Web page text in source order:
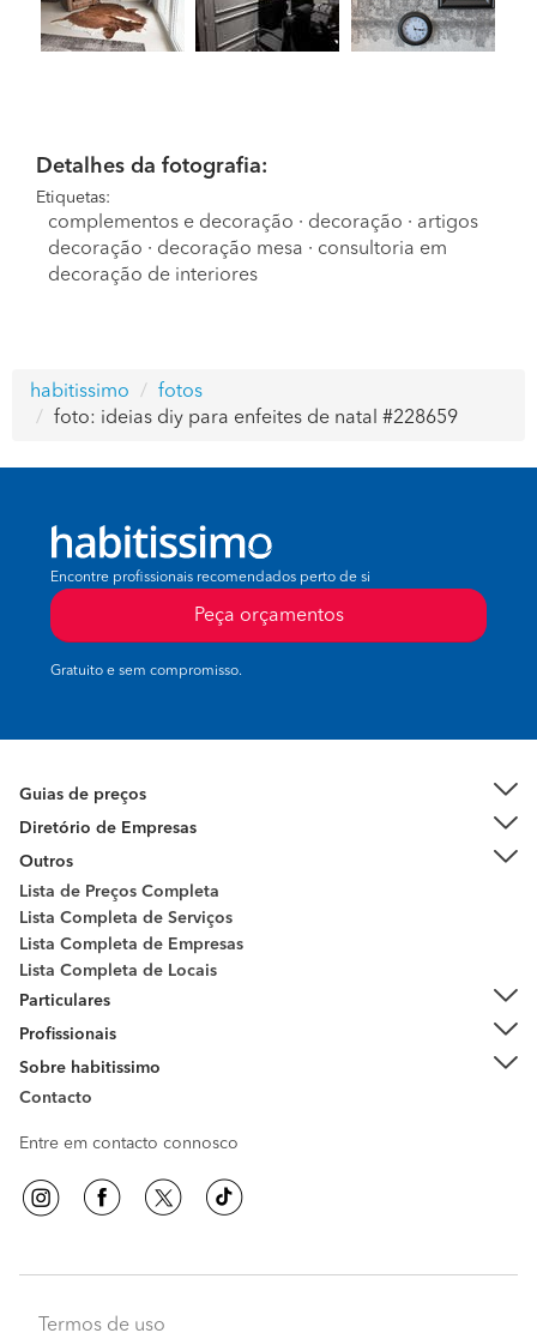
Detalhes da fotografia:
Etiquetas:
complementos e decoração · decoração · artigos
decoração · decoração mesa · consultoria em
decoração de interiores
habitissimo
fotos
foto: ideias diy para enfeites de natal #228659
Encontre profissionais recomendados perto de si
Peça orçamentos
Gratuito e sem compromisso.
Guias de preços
Diretório de Empresas
Outros
Lista de Preços Completa
Lista Completa de Serviços
Lista Completa de Empresas
Lista Completa de Locais
Particulares
Profissionais
Sobre habitissimo
Contacto
Entre em contacto connosco
Termos de uso